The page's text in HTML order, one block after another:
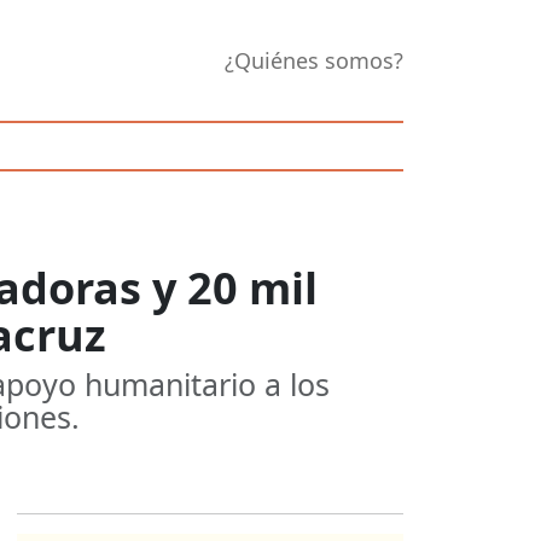
¿Quiénes somos?
y 20 mil
humanitario a los